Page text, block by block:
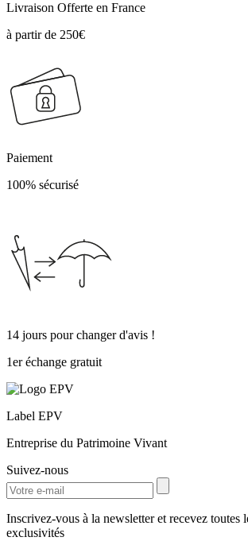
Livraison Offerte en France
à partir de 250€
Paiement
100% sécurisé
14 jours pour changer d'avis !
1er échange gratuit
Label EPV
Entreprise du Patrimoine Vivant
Suivez-nous
Inscrivez-vous à la newsletter et recevez toutes
exclusivités